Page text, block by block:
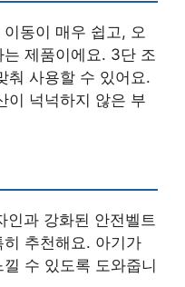
동이 매우 쉽고, 오
제품이에요. 3단 조
춰 사용할 수 있어요.
이 넉넉하지 않은 부
인과 강화된 안전벨트
추천해요. 아기가
수 있도록 도와줍니